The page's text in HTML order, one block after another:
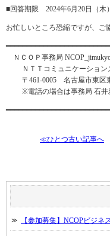
■回答期限 2024年6月20日（木）
お忙しいところ恐縮ですが、ご
ＮＣＯＰ事務局
ＮＴＴコミュニケーション
〒461-0005 名古屋市東区
※電話の場合は事務局 石井雅
≪ひとつ古い記事へ
【参加募集】NCOPビジ